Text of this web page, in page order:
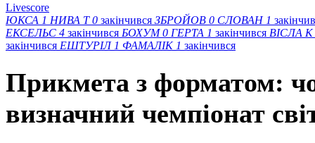
Livescore
ЮКСА 1 НИВА Т 0 закінчився ЗБРОЙОВ 0 СЛОВАН 1
ЕКСЕЛЬС 4 закінчився БОХУМ 0 ГЕРТА 1 закінчився ВІСЛА K
закінчився ЕШТУРІЛ 1 ФАМАЛІК 1 закінчився
Прикмета з форматом:
визначний чемпіонат